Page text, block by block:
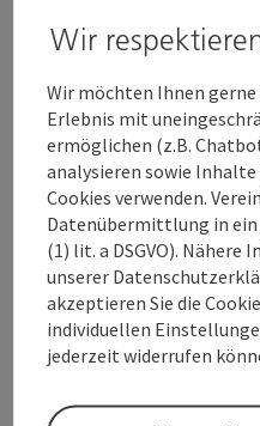
und verknüpfen das
praktischen Arbeit. Es
individuell angepasst
zwei Stunden, die Inhalte
Kunstpädagog:innen und
NMS konzipiert.
Pro SchülerIn: 8 €
Begleitpersonen frei
Buchen / Anfrage
Wir
Wir möchten Ihnen
Erlebnis mit
ermöglichen (z.B.
analysieren sowie
Cookies verwenden.
Datenübermittlung in
(1) lit. a DSGVO).
unserer
akzeptieren Sie die
individuellen
jederzeit widerrufen